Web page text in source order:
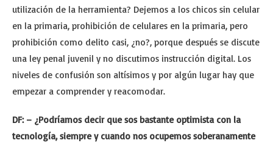
utilización de la herramienta? Dejemos a los chicos sin celular
en la primaria, prohibición de celulares en la primaria, pero
prohibición como delito casi, ¿no?, porque después se discute
una ley penal juvenil y no discutimos instrucción digital. Los
niveles de confusión son altísimos y por algún lugar hay que
empezar a comprender y reacomodar.
DF: – ¿Podríamos decir que sos bastante optimista con la
tecnología, siempre y cuando nos ocupemos soberanamente